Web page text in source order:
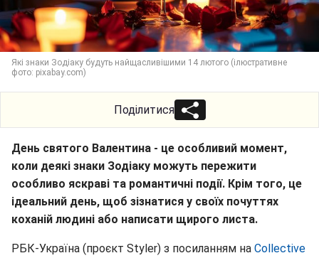
Які знаки Зодіаку будуть найщасливішими 14 лютого (ілюстративне
фото: pixabay.com)
Поділитися
День святого Валентина - це особливий момент,
коли деякі знаки Зодіаку можуть пережити
особливо яскраві та романтичні події. Крім того, це
ідеальний день, щоб зізнатися у своїх почуттях
коханій людині або написати щирого листа.
РБК-Україна (проєкт Styler) з посиланням на Collective